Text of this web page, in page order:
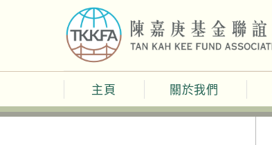
主頁 關於我們